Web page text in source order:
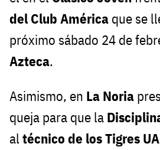
del Club América que se
próximo sábado 24 de
Azteca.
Asimismo, en La Noria
queja para que la
al técnico de los Tigres